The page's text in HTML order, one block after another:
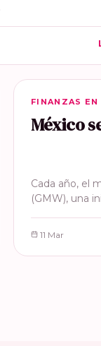
FINANZAS
FINANZAS
México
Cada año, el
(GMW), una
11 Mar